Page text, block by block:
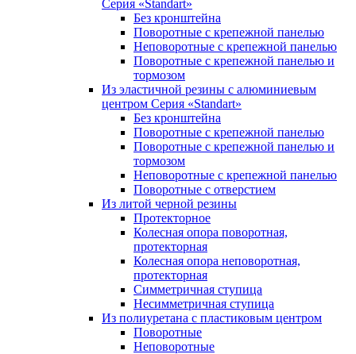
Серия «Standart»
Без кронштейна
Поворотные с крепежной панелью
Неповоротные с крепежной панелью
Поворотные с крепежной панелью и
тормозом
Из эластичной резины с алюминиевым
центром Серия «Standart»
Без кронштейна
Поворотные с крепежной панелью
Поворотные с крепежной панелью и
тормозом
Неповоротные с крепежной панелью
Поворотные с отверстием
Из литой черной резины
Протекторное
Колесная опора поворотная,
протекторная
Колесная опора неповоротная,
протекторная
Симметричная ступица
Несимметричная ступица
Из полиуретана с пластиковым центром
Поворотные
Неповоротные